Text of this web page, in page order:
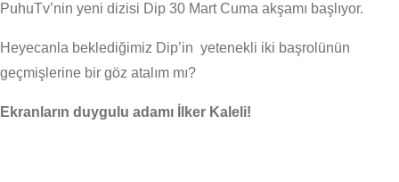
PuhuTv’nin yeni dizisi Dip 30 Mart Cuma akşamı başlıyor.
Heyecanla beklediğimiz Dip’in yetenekli iki başrolünün
geçmişlerine bir göz atalım mı?
Ekranların duygulu adamı İlker Kaleli!